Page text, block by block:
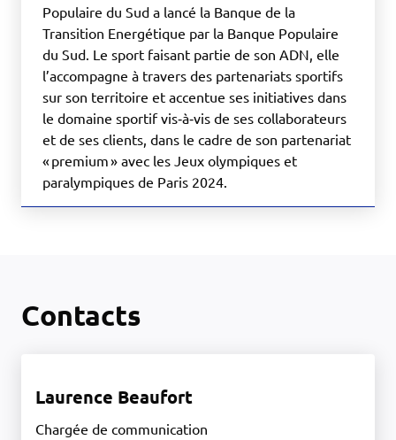
Populaire du Sud a lancé la Banque de la
Transition Energétique par la Banque Populaire
du Sud. Le sport faisant partie de son ADN, elle
l’accompagne à travers des partenariats sportifs
sur son territoire et accentue ses initiatives dans
le domaine sportif vis‑à‑vis de ses collaborateurs
et de ses clients, dans le cadre de son partenariat
« premium » avec les Jeux olympiques et
paralympiques de Paris 2024.
Contacts
Laurence Beaufort
Chargée de communication